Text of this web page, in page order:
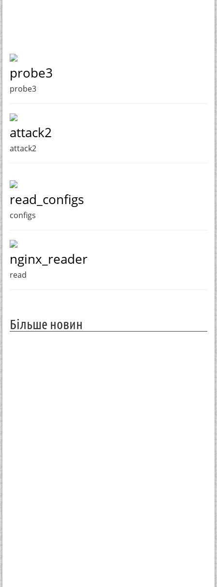
probe3
probe3
attack2
attack2
read_configs
configs
nginx_reader
read
Більше новин